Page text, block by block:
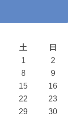
土
日
1
2
8
9
15
16
22
23
29
30